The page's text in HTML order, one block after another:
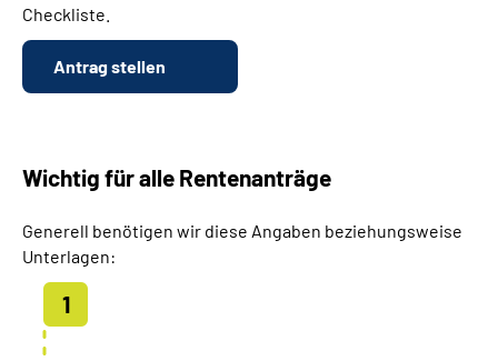
Checkliste.
Antrag stellen
Wichtig für alle Rentenanträge
Generell benötigen wir diese Angaben beziehungsweise
Unterlagen: